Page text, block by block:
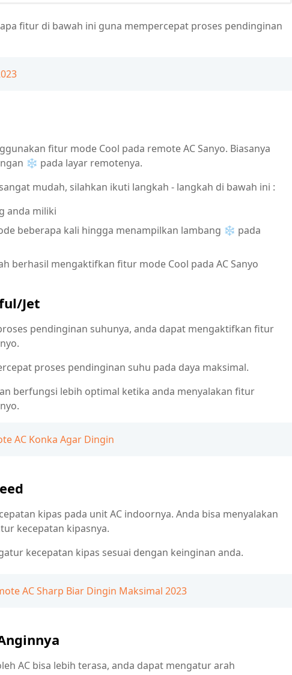
fitur di bawah ini guna mempercepat proses pendinginan
fitur mode Cool pada remote AC Sanyo. Biasanya
❄ pada layar remotenya.
mudah, silahkan ikuti langkah - langkah di bawah ini :
anda miliki
beberapa kali hingga menampilkan lambang ❄ pada
berhasil mengaktifkan fitur mode Cool pada AC Sanyo
Jet
pendinginan suhunya, anda dapat mengaktifkan fitur
proses pendinginan suhu pada daya maksimal.
berfungsi lebih optimal ketika anda menyalakan fitur
AC Konka Agar Dingin
kipas pada unit AC indoornya. Anda bisa menyalakan
kecepatan kipasnya.
kecepatan kipas sesuai dengan keinginan anda.
AC Sharp Biar Dingin Maksimal 2023
AC bisa lebih terasa, anda dapat mengatur arah